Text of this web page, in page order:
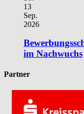
13
Sep.
2026
im Nachwuchs
Partner